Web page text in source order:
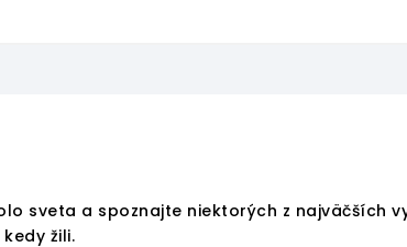
sveta a spoznajte niektorých z najväčších
žili.